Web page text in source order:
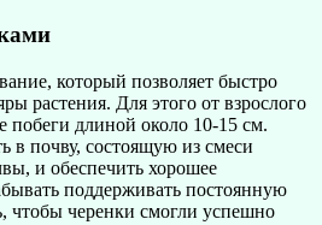
который позволяет быстро
растения. Для этого от взрослого
побеги длиной около 10-15 см.
в почву, состоящую из смеси
и обеспечить хорошее
поддерживать постоянную
чтобы черенки смогли успешно